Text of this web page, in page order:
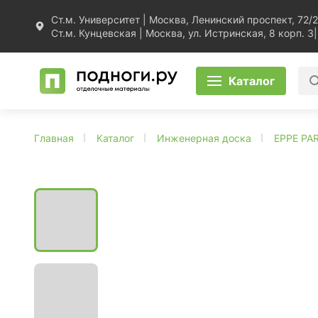
Ст.м. Университет | Москва, Ленинский проспект, 72/2
Ст.м. Кунцевская | Москва, ул. Истринская, 8 корп. 3
Каталог
Главная Каталог Инженерная доска EPPE